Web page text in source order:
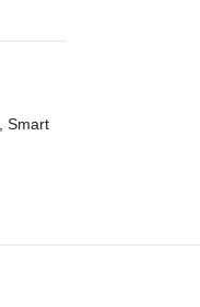
Smart